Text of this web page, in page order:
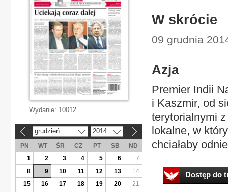
W skrócie
09 grudnia
Azja
Premier Indii
i Kaszmir, od
terytorialnymi
lokalne, w
chciałaby
Dostęp do
Wydanie: 10012
grudzień 2014
PN WT ŚR CZ PT SB
ND
1
2 3 4 5 6
7
8
9 10 11 12 13
14
15
16 17 18 19 20
21